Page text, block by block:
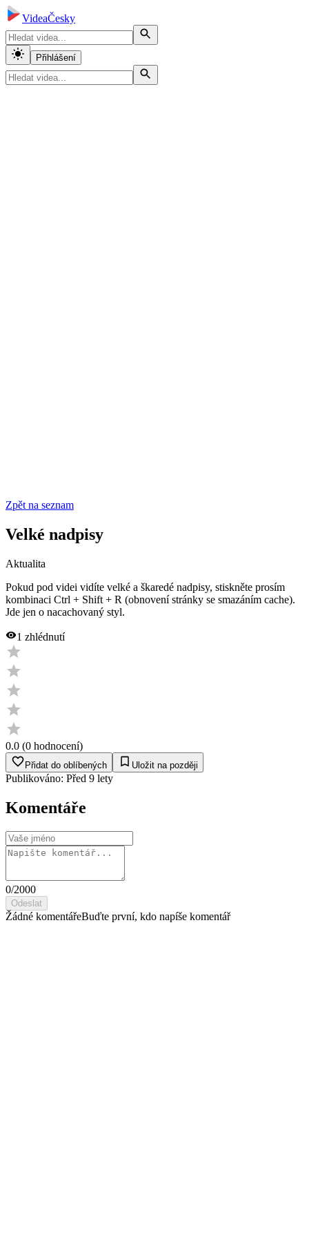
VideaČesky
Přihlášení
Zpět na seznam
Velké nadpisy
Aktualita
Pokud pod videi vidíte velké a škaredé nadpisy, stiskněte prosím
kombinaci Ctrl + Shift + R (obnovení stránky se smazáním cache).
Jde jen o nacachovaný styl.
1 zhlédnutí
0.0 (0 hodnocení)
Přidat do oblíbených Uložit na později
Publikováno: Před 9 lety
Komentáře
0/2000
Odeslat
Žádné komentářeBuďte první, kdo napíše komentář